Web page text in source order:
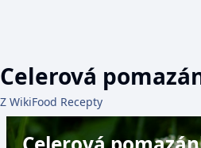
Celerová
Z WikiFood Recepty